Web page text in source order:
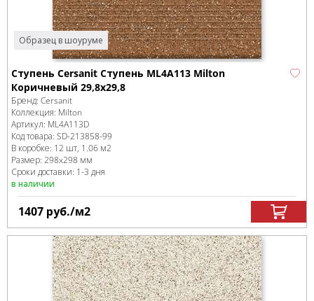
Образец в шоуруме
Ступень Cersanit Ступень ML4A113 Milton
Коричневый 29,8x29,8
Бренд: Cersanit
Коллекция: Milton
Артикул: ML4A113D
Код товара: SD-213858-99
В коробке: 12 шт, 1.06 м2
Размер: 298x298 мм
Сроки доставки: 1-3 дня
в наличии
1407 руб./м2